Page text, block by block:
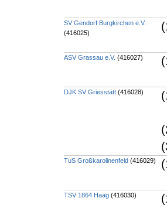
SV Gendorf Burgkirchen e.V.
(416025)
ASV Grassau e.V. (416027)
DJK SV Griesstätt (416028)
TuS Großkarolinenfeld (416029)
TSV 1864 Haag (416030)